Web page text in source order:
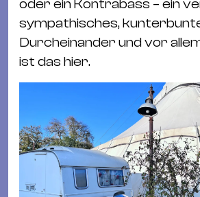
oder ein Kontrabass – ein
sympathisches,
Durcheinander und vor
ist das hier.